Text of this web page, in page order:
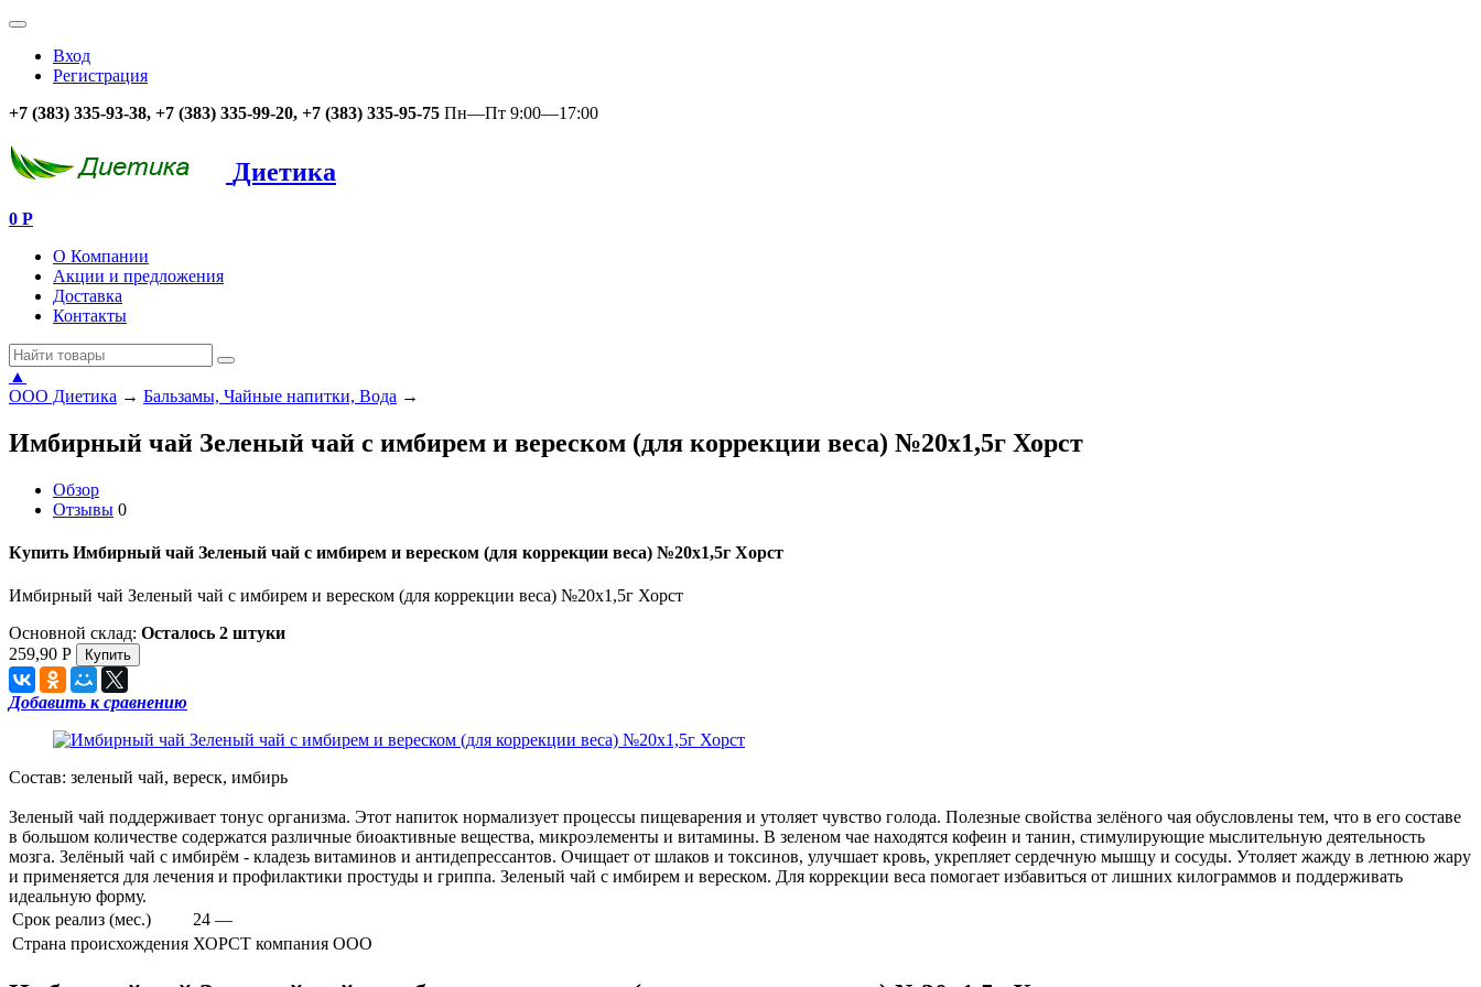
Вход
Регистрация
+7 (383) 335-93-38, +7 (383) 335-99-20, +7 (383) 335-95-75 Пн—Пт 9:00—17:00
Диетика
0 Р
О Компании
Акции и предложения
Доставка
Контакты
▲
ООО Диетика → Бальзамы, Чайные напитки, Вода →
Имбирный чай Зеленый чай с имбирем и вереском (для коррекции веса) №20х1,5г Хорст
Обзор
Отзывы 0
Купить Имбирный чай Зеленый чай с имбирем и вереском (для коррекции веса) №20х1,5г Хорст
Имбирный чай Зеленый чай с имбирем и вереском (для коррекции веса) №20х1,5г Хорст
Основной склад: Осталось 2 штуки
259,90 Р
Добавить к сравнению
Состав: зеленый чай, вереск, имбирь
Зеленый чай поддерживает тонус организма. Этот напиток нормализует процессы пищеварения и утоляет чувство голода. Полезные свойства зелёного чая обусловлены тем, что в его составе
в большом количестве содержатся различные биоактивные вещества, микроэлементы и витамины. В зеленом чае находятся кофеин и танин, стимулирующие мыслительную деятельность
мозга. Зелёный чай с имбирём - кладезь витаминов и антидепрессантов. Очищает от шлаков и токсинов, улучшает кровь, укрепляет сердечную мышцу и сосуды. Утоляет жажду в летнюю жару
и применяется для лечения и профилактики простуды и гриппа. Зеленый чай с имбирем и вереском. Для коррекции веса помогает избавиться от лишних килограммов и поддерживать
идеальную форму.
Срок реализ (мес.)
24 —
Страна происхождения ХОРСТ компания ООО